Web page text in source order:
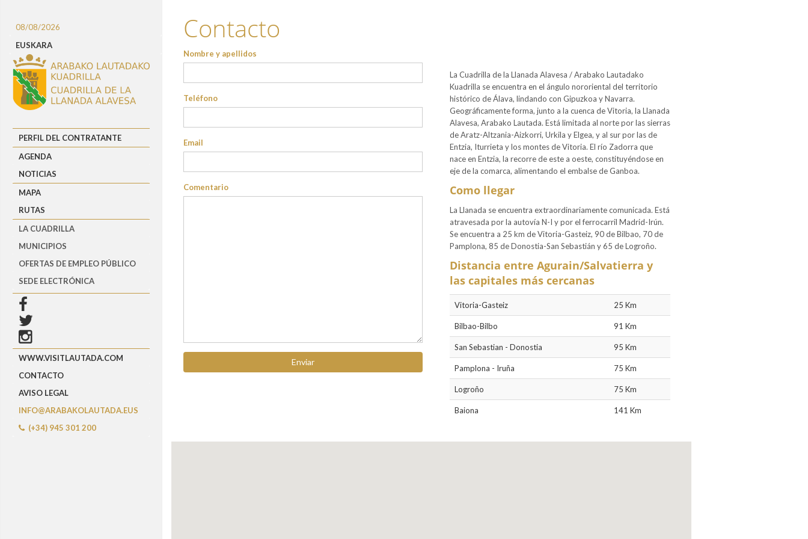
08/08/2026
EUSKARA
PERFIL DEL CONTRATANTE
AGENDA
NOTICIAS
MAPA
RUTAS
LA CUADRILLA
MUNICIPIOS
OFERTAS DE EMPLEO PÚBLICO
SEDE ELECTRÓNICA
WWW.VISITLAUTADA.COM
CONTACTO
AVISO LEGAL
INFO@ARABAKOLAUTADA.EUS
(+34) 945 301 200
Contacto
Nombre y apellidos
Teléfono
Email
Comentario
Enviar
La Cuadrilla de la Llanada Alavesa / Arabako Lautadako
Kuadrilla se encuentra en el ángulo nororiental del territorio
histórico de Álava, lindando con Gipuzkoa y Navarra.
Geográficamente forma, junto a la cuenca de Vitoria, la Llanada
Alavesa, Arabako Lautada. Está limitada al norte por las sierras
de Aratz-Altzania-Aizkorri, Urkila y Elgea, y al sur por las de
Entzia, Iturrieta y los montes de Vitoria. El río Zadorra que
nace en Entzia, la recorre de este a oeste, constituyéndose en
eje de la comarca, alimentando el embalse de Ganboa.
Como llegar
La Llanada se encuentra extraordinariamente comunicada. Está
atravesada por la autovía N-I y por el ferrocarril Madrid-Irún.
Se encuentra a 25 km de Vitoria-Gasteiz, 90 de Bilbao, 70 de
Pamplona, 85 de Donostia-San Sebastián y 65 de Logroño.
Distancia entre Agurain/Salvatierra y
las capitales más cercanas
Vitoria-Gasteiz 25 Km
Bilbao-Bilbo 91 Km
San Sebastian - Donostia 95 Km
Pamplona - Iruña 75 Km
Logroño 75 Km
Baiona 141 Km